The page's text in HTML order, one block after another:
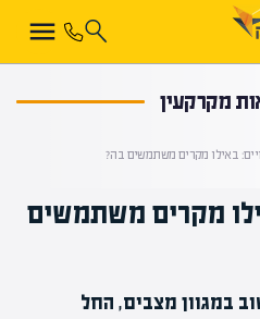
מקרקעין
באילו מקרים משתמשים בה?
מקרים משתמשים
במגוון מצבים, החל